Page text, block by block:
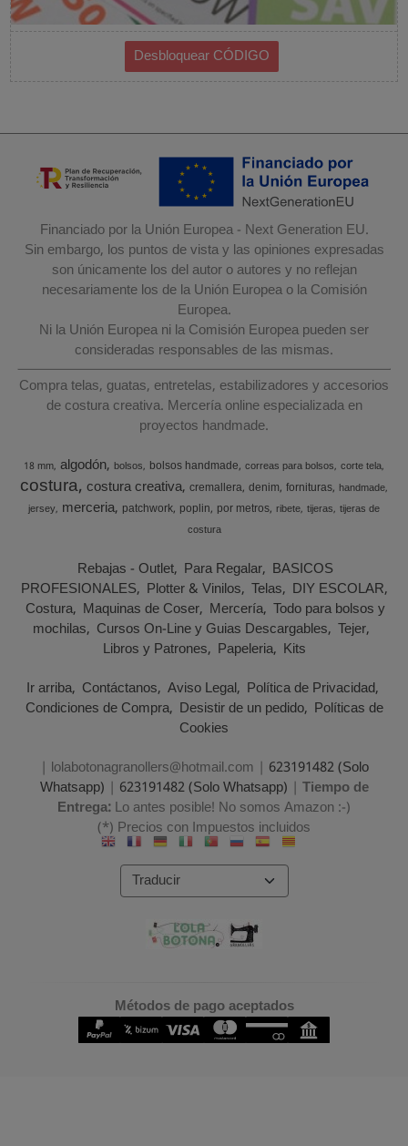
Financiado por la Unión Europea - Next Generation EU.
Sin embargo, los puntos de vista y las opiniones expresadas
son únicamente los del autor o autores y no reflejan
necesariamente los de la Unión Europea o la Comisión
Europea.
Ni la Unión Europea ni la Comisión Europea pueden ser
consideradas responsables de las mismas.
Compra telas, guatas, entretelas, estabilizadores y accesorios
de costura creativa. Mercería online especializada en
proyectos handmade.
18 mm algodón bolsos bolsos handmade correas para bolsos corte tela
costura costura creativa cremallera denim fornituras handmade
jersey merceria patchwork poplin por metros ribete tijeras tijeras de
costura
Rebajas - Outlet Para Regalar BASICOS
PROFESIONALES Plotter & Vinilos Telas DIY ESCOLAR
Costura Maquinas de Coser Mercería Todo para bolsos y
mochilas Cursos On-Line y Guias Descargables Tejer
Libros y Patrones Papeleria Kits
Ir arriba Contáctanos Aviso Legal Política de Privacidad
Condiciones de Compra Desistir de un pedido Políticas de
Cookies
| lolabotonagranollers@hotmail.com | 623191482 (Solo
Whatsapp) | 623191482 (Solo Whatsapp) | Tiempo de
Entrega:Lo antes posible! No somos Amazon :-)
(*) Precios con Impuestos incluidos
Métodos de pago aceptados